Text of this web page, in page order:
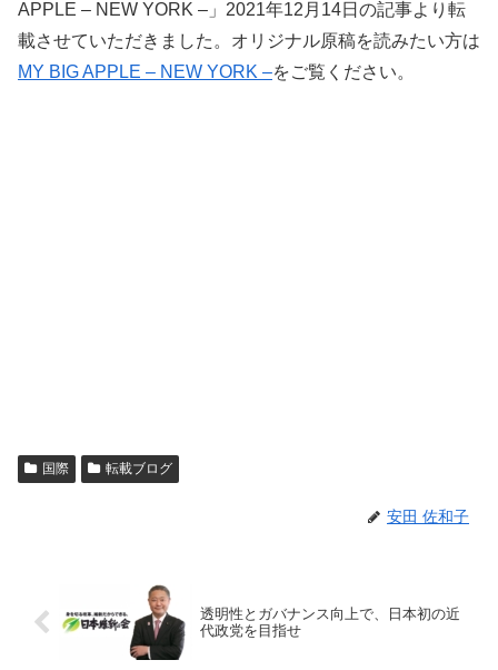
APPLE – NEW YORK –」2021年12月14日の記事より転
載させていただきました。オリジナル原稿を読みたい方は
MY BIG APPLE – NEW YORK –をご覧ください。
国際 転載ブログ
安田 佐和子
透明性とガバナンス向上で、日本初の近
代政党を目指せ